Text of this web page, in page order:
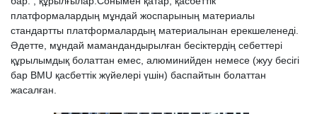
платформалардың мұндай жоспарының материалы
стандартты платформалардың материалынан ерекшеленеді.
Әдетте, мұндай мамандандырылған бесіктердің себеттері
құрылымдық болаттан емес, алюминийден немесе (жуу бесігі
бар BMU қасбеттік жүйелері үшін) баспайтын болаттан
жасалған.